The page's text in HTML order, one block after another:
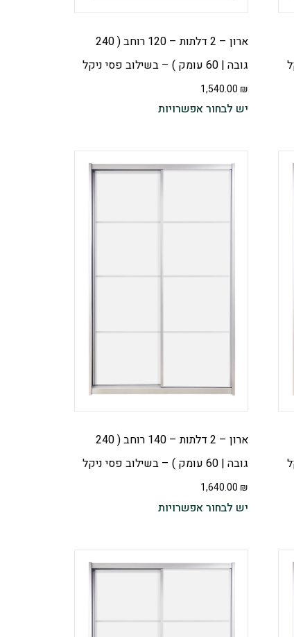
ארון – 2 דלתות – 120 רוחב ( 240
גובה | 60 עומק ) – בשילוב פסי ניקל
1,540.00 ₪
יש לבחור אפשרויות
ארון – 2 דלתות – 140 רוחב ( 240
גובה | 60 עומק ) – בשילוב פסי ניקל
1,640.00 ₪
יש לבחור אפשרויות